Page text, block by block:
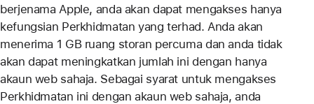
berjenama Apple, anda akan dapat mengakses hanya
kefungsian Perkhidmatan yang terhad. Anda akan
menerima 1 GB ruang storan percuma dan anda tidak
akan dapat meningkatkan jumlah ini dengan hanya
akaun web sahaja. Sebagai syarat untuk mengakses
Perkhidmatan ini dengan akaun web sahaja, anda